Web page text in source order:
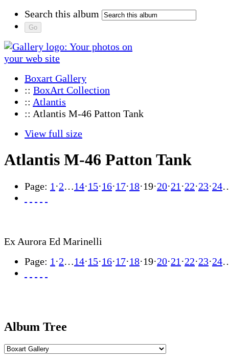
Search this album
Boxart Gallery
:: BoxArt Collection
:: Atlantis
:: Atlantis M-46 Patton Tank
View full size
Atlantis M-46 Patton Tank
Page: 1 ·2…14·15·16·17·18·19·20·21 ·22·23·24
Ex Aurora Ed Marinelli
Page: 1 ·2…14·15·16·17·18·19·20·21 ·22·23·24
Album Tree